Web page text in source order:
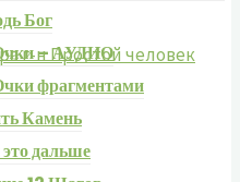
Бог
– АУДИО
фрагментами
Камень
дальше
г-н Простой человек